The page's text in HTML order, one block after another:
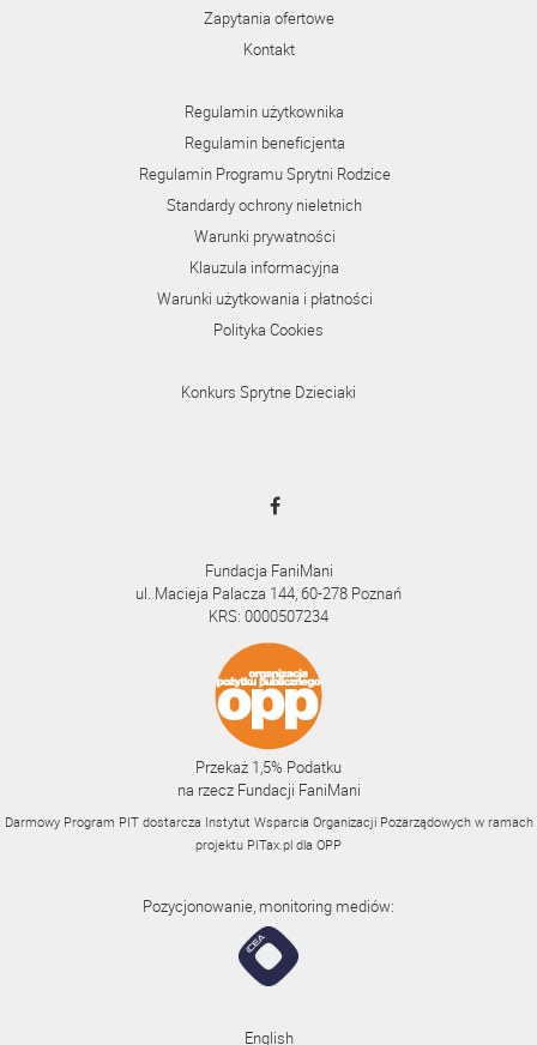
Zapytania ofertowe
Kontakt
Regulamin użytkownika
Regulamin beneficjenta
Regulamin Programu Sprytni Rodzice
Standardy ochrony nieletnich
Warunki prywatności
Klauzula informacyjna
Warunki użytkowania i płatności
Polityka Cookies
Konkurs Sprytne Dzieciaki
Fundacja FaniMani
ul. Macieja Palacza 144, 60-278 Poznań
KRS: 0000507234
Przekaż 1,5% Podatku
na rzecz Fundacji FaniMani
Darmowy Program PIT dostarcza Instytut Wsparcia Organizacji Pozarządowych w ramach
projektu PITax.pl dla OPP
Pozycjonowanie, monitoring mediów:
English